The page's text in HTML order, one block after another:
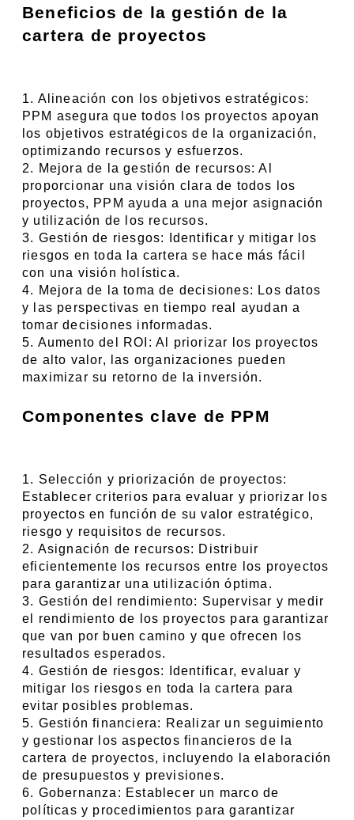
Beneficios de la gestión de la
cartera de proyectos
1. Alineación con los objetivos estratégicos:
PPM asegura que todos los proyectos apoyan
los objetivos estratégicos de la organización,
optimizando recursos y esfuerzos.
2. Mejora de la gestión de recursos: Al
proporcionar una visión clara de todos los
proyectos, PPM ayuda a una mejor asignación
y utilización de los recursos.
3. Gestión de riesgos: Identificar y mitigar los
riesgos en toda la cartera se hace más fácil
con una visión holística.
4. Mejora de la toma de decisiones: Los datos
y las perspectivas en tiempo real ayudan a
tomar decisiones informadas.
5. Aumento del ROI: Al priorizar los proyectos
de alto valor, las organizaciones pueden
maximizar su retorno de la inversión.
Componentes clave de PPM
1. Selección y priorización de proyectos:
Establecer criterios para evaluar y priorizar los
proyectos en función de su valor estratégico,
riesgo y requisitos de recursos.
2. Asignación de recursos: Distribuir
eficientemente los recursos entre los proyectos
para garantizar una utilización óptima.
3. Gestión del rendimiento: Supervisar y medir
el rendimiento de los proyectos para garantizar
que van por buen camino y que ofrecen los
resultados esperados.
4. Gestión de riesgos: Identificar, evaluar y
mitigar los riesgos en toda la cartera para
evitar posibles problemas.
5. Gestión financiera: Realizar un seguimiento
y gestionar los aspectos financieros de la
cartera de proyectos, incluyendo la elaboración
de presupuestos y previsiones.
6. Gobernanza: Establecer un marco de
políticas y procedimientos para garantizar